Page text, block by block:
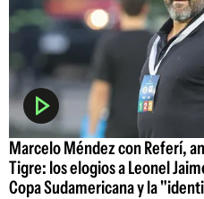
Marcelo Méndez con Referí,
Tigre: los elogios a Leonel
Copa Sudamericana y la